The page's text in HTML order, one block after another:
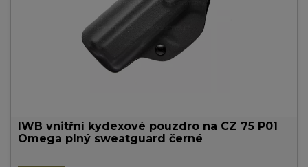
IWB vnitřní kydexové pouzdro na CZ 75 P01
Omega plný sweatguard černé